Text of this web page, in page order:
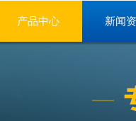
产品中心 新闻